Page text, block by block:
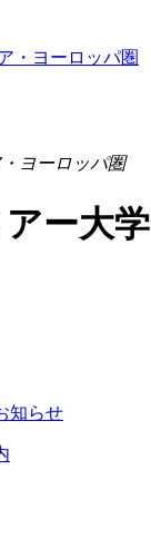
・ヨーロッパ圏
ヨーロッパ圏
アー大学
知らせ